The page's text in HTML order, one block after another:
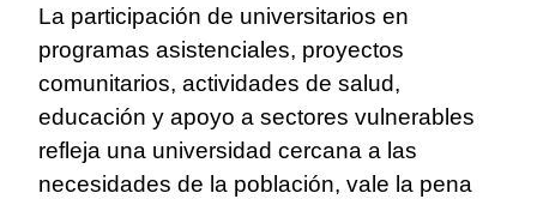
La participación de universitarios en
programas asistenciales, proyectos
comunitarios, actividades de salud,
educación y apoyo a sectores vulnerables
refleja una universidad cercana a las
necesidades de la población, vale la pena